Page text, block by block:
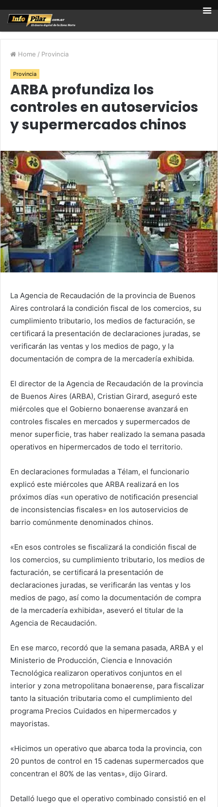
Home / Provincia
Provincia
ARBA profundiza los
controles en autoservicios
y supermercados chinos
La Agencia de Recaudación de la provincia de Buenos
Aires controlará la condición fiscal de los comercios, su
cumplimiento tributario, los medios de facturación, se
certificará la presentación de declaraciones juradas, se
verificarán las ventas y los medios de pago, y la
documentación de compra de la mercadería exhibida.
El director de la Agencia de Recaudación de la provincia
de Buenos Aires (ARBA), Cristian Girard, aseguró este
miércoles que el Gobierno bonaerense avanzará en
controles fiscales en mercados y supermercados de
menor superficie, tras haber realizado la semana pasada
operativos en hipermercados de todo el territorio.
En declaraciones formuladas a Télam, el funcionario
explicó este miércoles que ARBA realizará en los
próximos días «un operativo de notificación presencial
de inconsistencias fiscales» en los autoservicios de
barrio comúnmente denominados chinos.
«En esos controles se fiscalizará la condición fiscal de
los comercios, su cumplimiento tributario, los medios de
facturación, se certificará la presentación de
declaraciones juradas, se verificarán las ventas y los
medios de pago, así como la documentación de compra
de la mercadería exhibida», aseveró el titular de la
Agencia de Recaudación.
En ese marco, recordó que la semana pasada, ARBA y el
Ministerio de Producción, Ciencia e Innovación
Tecnológica realizaron operativos conjuntos en el
interior y zona metropolitana bonaerense, para fiscalizar
tanto la situación tributaria como el cumplimiento del
programa Precios Cuidados en hipermercados y
mayoristas.
«Hicimos un operativo que abarca toda la provincia, con
20 puntos de control en 15 cadenas supermercados que
concentran el 80% de las ventas», dijo Girard.
Detalló luego que el operativo combinado consistió en el